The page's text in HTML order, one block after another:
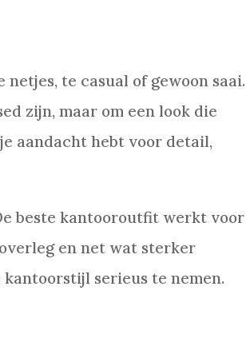
te casual of gewoon saai.
zijn, maar om een look die
aandacht hebt voor detail,
beste kantooroutfit werkt voor
en net wat sterker
serieus te nemen.